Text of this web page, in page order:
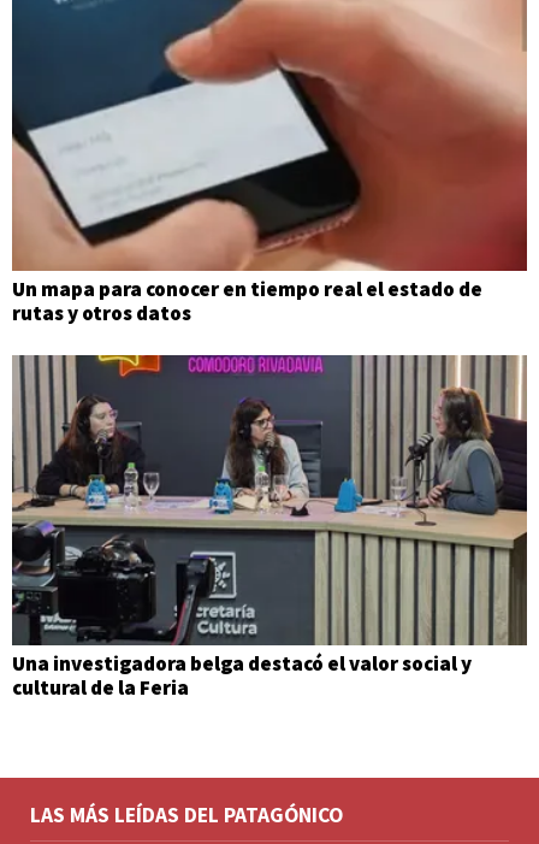
Un mapa para conocer en tiempo real el estado de
rutas y otros datos
Una investigadora belga destacó el valor social y
cultural de la Feria
LAS MÁS LEÍDAS DEL PATAGÓNICO